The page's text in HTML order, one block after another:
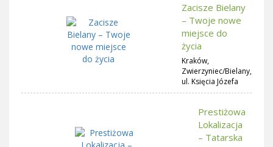
Zacisze Bielany
– Twoje nowe
miejsce do
życia
Kraków,
Zwierzyniec/Bielany,
ul. Księcia Józefa
Prestiżowa
Lokalizacja
– Tatarska